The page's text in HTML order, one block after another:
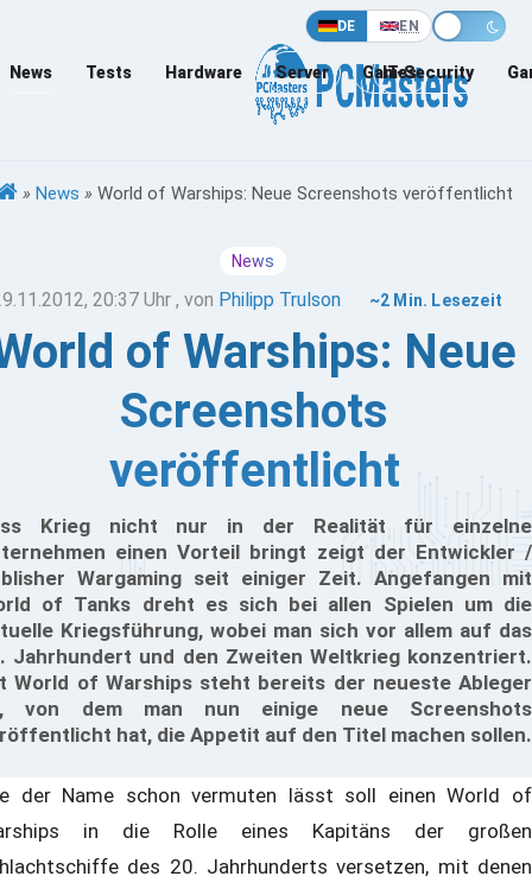
DE EN
News Tests Hardware Server Games
IT-Security
» News » World of Warships: Neue Screenshots veröffentlicht
News
20:37 Uhr , von Philipp Trulson ~2 Min. Lesezeit
of Warships: Neue
Screenshots
veröffentlicht
Krieg nicht nur in der Realität für einzelne
einen Vorteil bringt zeigt der Entwickler /
Wargaming seit einiger Zeit. Angefangen mit
of Tanks dreht es sich bei allen Spielen um die
Kriegsführung, wobei man sich vor allem auf das
Jahrhundert und den Zweiten Weltkrieg konzentriert.
World of Warships steht bereits der neueste Ableger
von dem man nun einige neue Screenshots
hat, die Appetit auf den Titel machen sollen.
der Name schon vermuten lässt soll einen World of
in die Rolle eines Kapitäns der großen
des 20. Jahrhunderts versetzen, mit denen